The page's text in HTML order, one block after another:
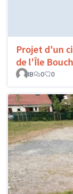
Projet d'un
de l'Île
IB
0 0